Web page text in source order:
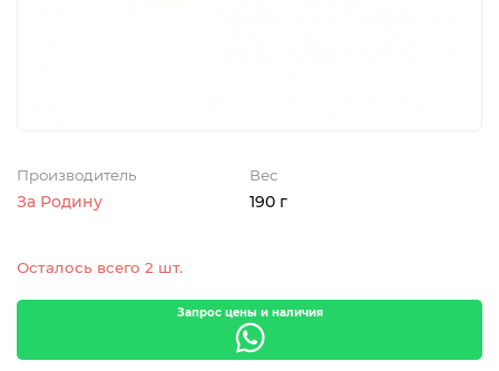
Производитель
За Родину
Вес
190 г
Осталось всего 2 шт.
Запрос цены и наличия